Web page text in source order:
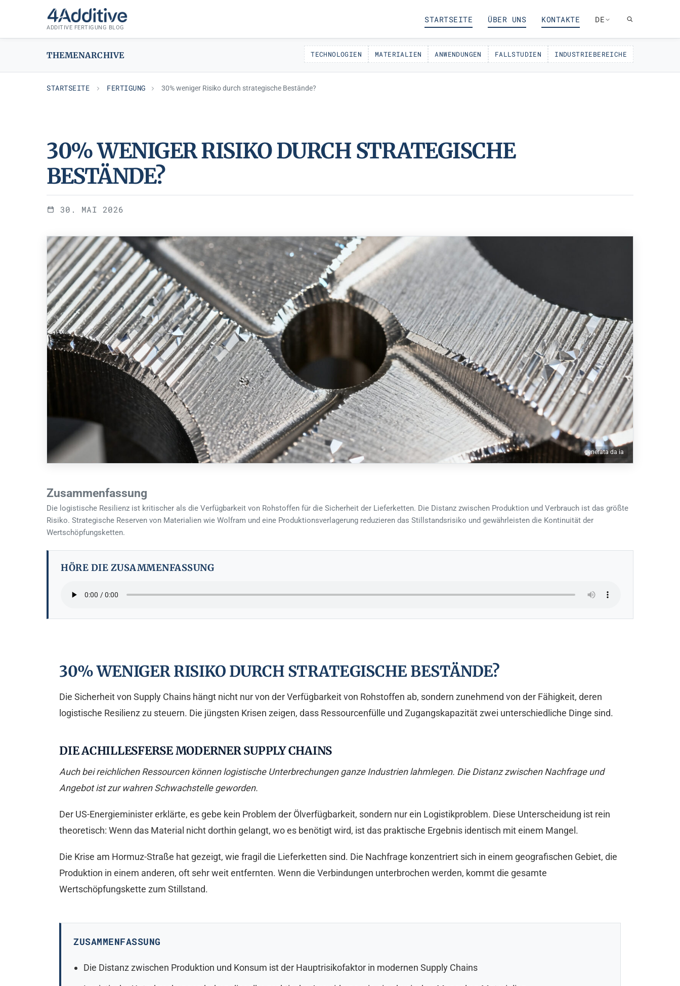
ADDITIVE FERTIGUNG BLOG
STARTSEITE ÜBER UNS KONTAKTE DE
THEMENARCHIVE TECHNOLOGIEN MATERIALIEN ANWENDUNGEN FALLSTUDIEN INDUSTRIEBEREICHE
STARTSEITE FERTIGUNG 30% weniger Risiko durch strategische Bestände?
FERTIGUNG
30% WENIGER RISIKO DURCH STRATEGISCHE
BESTÄNDE?
30. MAI 2026
generata da ia
Zusammenfassung
Die logistische Resilienz ist kritischer als die Verfügbarkeit von Rohstoffen für die Sicherheit der Lieferketten. Die Distanz zwischen Produktion und Verbrauch ist das größte
Risiko. Strategische Reserven von Materialien wie Wolfram und eine Produktionsverlagerung reduzieren das Stillstandsrisiko und gewährleisten die Kontinuität der
Wertschöpfungsketten.
HÖRE DIE ZUSAMMENFASSUNG
30% WENIGER RISIKO DURCH STRATEGISCHE BESTÄNDE?
Die Sicherheit von Supply Chains hängt nicht nur von der Verfügbarkeit von Rohstoffen ab, sondern zunehmend von der Fähigkeit, deren
logistische Resilienz zu steuern. Die jüngsten Krisen zeigen, dass Ressourcenfülle und Zugangskapazität zwei unterschiedliche Dinge sind.
DIE ACHILLESFERSE MODERNER SUPPLY CHAINS
Auch bei reichlichen Ressourcen können logistische Unterbrechungen ganze Industrien lahmlegen. Die Distanz zwischen Nachfrage und
Angebot ist zur wahren Schwachstelle geworden.
Der US-Energieminister erklärte, es gebe kein Problem der Ölverfügbarkeit, sondern nur ein Logistikproblem. Diese Unterscheidung ist rein
theoretisch: Wenn das Material nicht dorthin gelangt, wo es benötigt wird, ist das praktische Ergebnis identisch mit einem Mangel.
Die Krise am Hormuz-Straße hat gezeigt, wie fragil die Lieferketten sind. Die Nachfrage konzentriert sich in einem geografischen Gebiet, die
Produktion in einem anderen, oft sehr weit entfernten. Wenn die Verbindungen unterbrochen werden, kommt die gesamte
Wertschöpfungskette zum Stillstand.
ZUSAMMENFASSUNG
Die Distanz zwischen Produktion und Konsum ist der Hauptrisikofaktor in modernen Supply Chains